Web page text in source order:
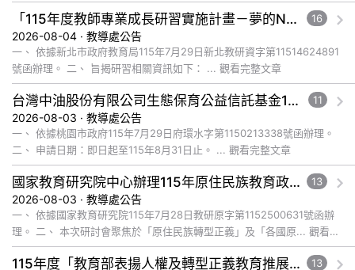
「115年度教師專業成長研習實施計畫－夢的N次方素養工作坊新北場」計畫 16
2026-08-04 · 教導處公告
一、 依據新北市政府教育局115年7月29日新北教研資字第11514624891
號函辦理。 二、 旨揭研習相關資訊如下： ... 觀看完整文章
台灣中油股份有限公司生態保育公益信託基金116年度補助計畫徵件須知 11
2026-08-03 · 教導處公告
一、 依據桃園市政府115年7月29日府環水字第1150213338號函辦理。
二、 申請日期：即日起至115年8月31日止。 ... 觀看完整文章
國家教育研究院中心辦理115年原住民族教育政策研討會「原住民族教育國際趨勢與發展」 13
2026-08-03 · 教導處公告
一、 依據國家教育研究院115年7月28日教研原字第1152500631號函辦
理。 二、 本次研討會聚焦於「原住民族轉型正義」及「各國原... 觀看完
整文章
115年度「教育部表揚人權及轉型正義教育推展貢獻獎」實施計畫 13